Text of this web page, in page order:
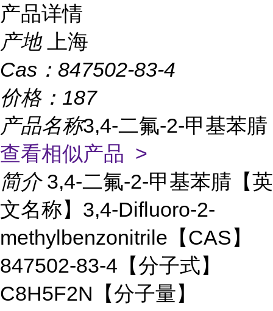
产品详情
产地
上海
Cas： 847502-83-4
价格： 187
产品名称3,4-二氟-2-甲基苯腈
查看相似产品 >
简介 3,4-二氟-2-甲基苯腈【英
文名称】3,4-Difluoro-2-
methylbenzonitrile【CAS】
847502-83-4【分子式】
C8H5F2N【分子量】